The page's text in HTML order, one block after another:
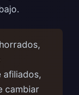
afiliados,
cambiar